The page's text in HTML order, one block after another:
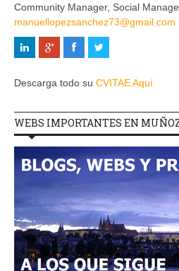
Community Manager, Social
manuellopezsanchez73@gmail.com
Descarga todo su CVITAE Aquí
WEBS IMPORTANTES EN